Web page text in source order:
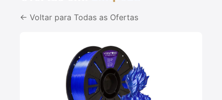
← Voltar para Todas as Ofertas